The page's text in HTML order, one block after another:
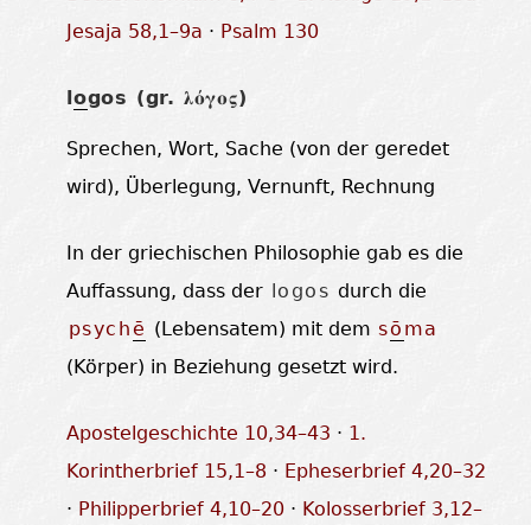
Jesaja 58,1–9a · Psalm 130
logos (gr. λόγος)
Sprechen, Wort, Sache (von der geredet
wird), Überlegung, Vernunft, Rechnung
In der griechischen Philosophie gab es die
Auffassung, dass der
logos durch die
psychē (Lebensatem) mit dem sō ma
(Körper) in Beziehung gesetzt wird.
Apostelgeschichte 10,34–43 · 1.
Korintherbrief 15,1–8 · Epheserbrief 4,20–32
· Philipperbrief 4,10–20 · Kolosserbrief 3,12–